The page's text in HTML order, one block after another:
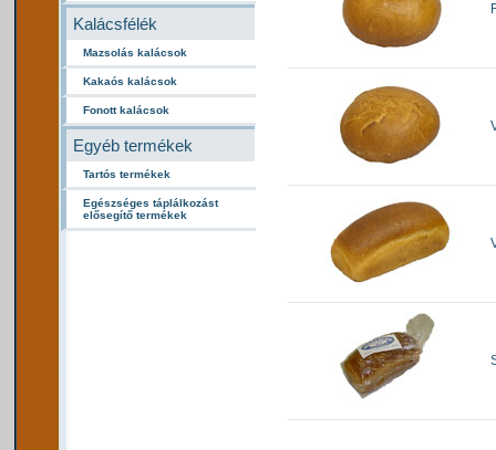
Kalácsfélék
Mazsolás kalácsok
Kakaós kalácsok
Fonott kalácsok
Egyéb termékek
Tartós termékek
Egészséges táplálkozást
elősegítő termékek